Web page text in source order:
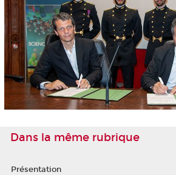
Dans la même rubrique
Présentation